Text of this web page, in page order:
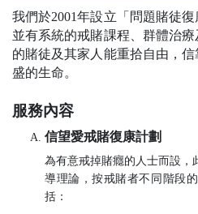
我們於2001年設立「問題賭徒
並有系統的戒賭課程、群體治
的賭徒及其家人能重拾自由，
盛的生命。
服務內容
信望愛戒賭復康計劃
為有意戒掉賭癮的人士而設，
導理論，按戒賭者不同階段
括：